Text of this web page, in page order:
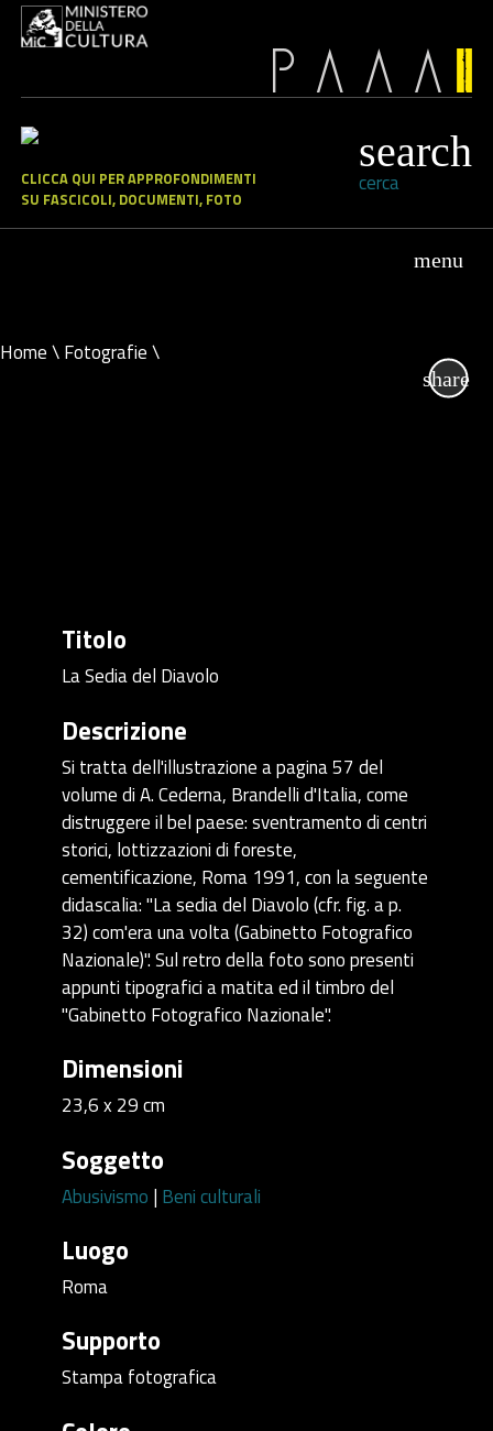
CLICCA QUI PER APPROFONDIMENTI
SU FASCICOLI, DOCUMENTI, FOTO
cerca
Home\Fotografie\
Titolo
La Sedia del Diavolo
Descrizione
Si tratta dell'illustrazione a pagina 57 del
volume di A. Cederna, Brandelli d'Italia, come
distruggere il bel paese: sventramento di centri
storici, lottizzazioni di foreste,
cementificazione, Roma 1991, con la seguente
didascalia: "La sedia del Diavolo (cfr. fig. a p.
32) com'era una volta (Gabinetto Fotografico
Nazionale)". Sul retro della foto sono presenti
appunti tipografici a matita ed il timbro del
"Gabinetto Fotografico Nazionale".
Dimensioni
23,6 x 29 cm
Soggetto
Abusivismo | Beni culturali
Luogo
Roma
Supporto
Stampa fotografica